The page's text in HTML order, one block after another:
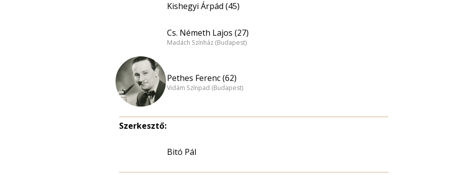
Kishegyi Árpád (45)
Cs. Németh Lajos (27)
Madách Színház (Budapest)
Pethes Ferenc (62)
Vidám Színpad (Budapest)
Szerkesztő:
Bitó Pál